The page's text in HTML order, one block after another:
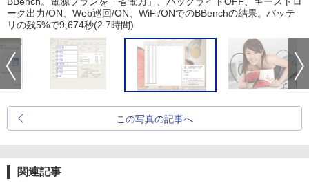
ーク出力/ON、Web巡回/ON、WiFi/ONでのBBenchの結果。バッテ
リの残5%で9,674秒(2.7時間)
この写真の記事へ
関連記事